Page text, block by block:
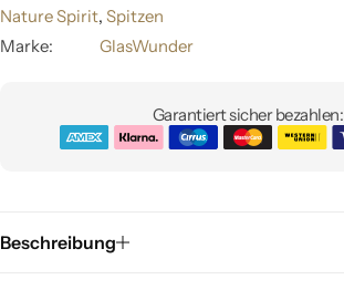
Nature Spirit, Spitzen
Marke:
GlasWunder
Garantiert sicher bezahlen:
Beschreibung